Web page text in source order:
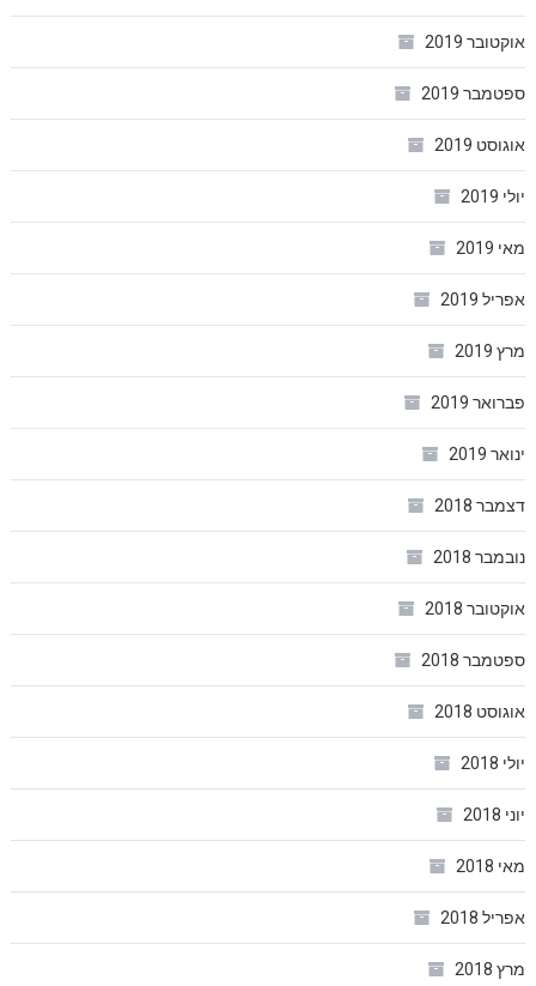
אוקטובר 2019
ספטמבר 2019
אוגוסט 2019
יולי 2019
מאי 2019
אפריל 2019
מרץ 2019
פברואר 2019
ינואר 2019
דצמבר 2018
נובמבר 2018
אוקטובר 2018
ספטמבר 2018
אוגוסט 2018
יולי 2018
יוני 2018
מאי 2018
אפריל 2018
מרץ 2018